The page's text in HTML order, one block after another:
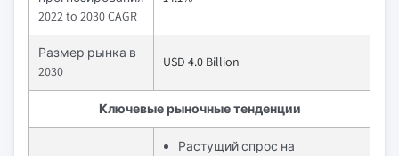
2022 to 2030 CAGR
Размер рынка в
2030
USD 4.0 Billion
Ключевые рыночные тенденции
Растущий спрос на